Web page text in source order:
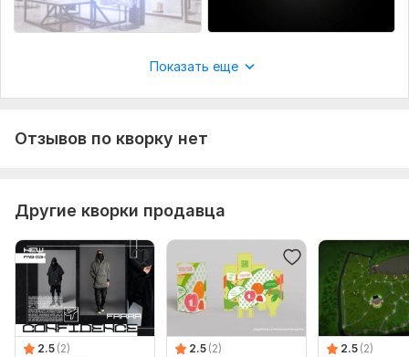
Показать еще
Отзывов по кворку нет
Другие кворки продавца
2.5 (2)
2.5 (2)
2.5 (2)